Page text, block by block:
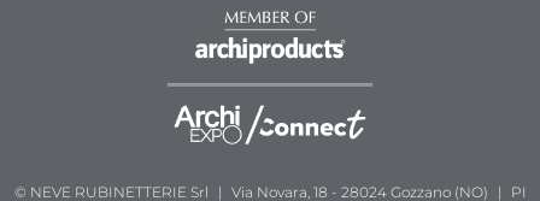
© NEVE RUBINETTERIE Srl | Via Novara, 18 - 28024 Gozzano (NO) | PI